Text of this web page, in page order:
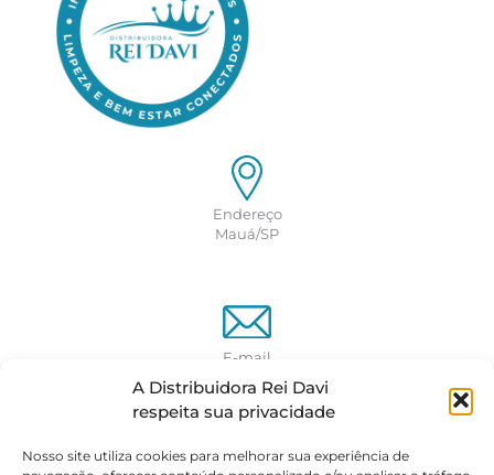
A Distribuidora Rei Davi
respeita sua privacidade
Nosso site utiliza cookies para melhorar sua experiência de
Endereço
Mauá/SP
E-mail
contato@distribuidorareidavi.com.br